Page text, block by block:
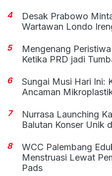
4
Desak Prabowo
Wartawan Londo
5
Mengenang
Ketika PRD jadi
6
Sungai Musi Hari Ini:
Ancaman
7
Nurrasa Launching
Balutan Konser Unik
8
WCC Palembang
Menstruasi Lewat
Pads